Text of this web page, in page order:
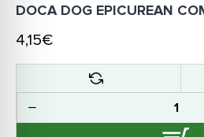
DOCA DOG EPICUREAN
4,15€